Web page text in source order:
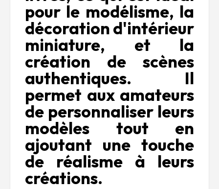
pour le modélisme, la
décoration d'intérieur
miniature, et la
création de scènes
authentiques. Il
permet aux amateurs
de personnaliser leurs
modèles tout en
ajoutant une touche
de réalisme à leurs
créations.